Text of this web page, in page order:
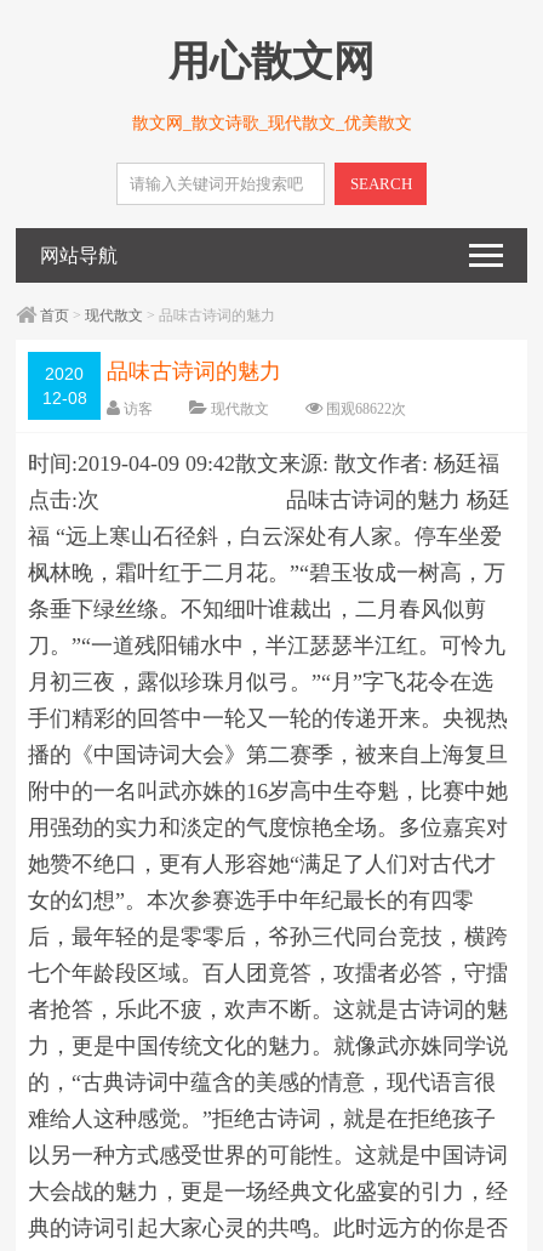
用心散文网
散文网_散文诗歌_现代散文_优美散文
SEARCH
网站导航
首页 >现代散文 > 品味古诗词的魅力
2020
12-08
品味古诗词的魅力
访客 现代散文 围观68622次
字体：大 中 小
时间:2019-04-09 09:42散文来源: 散文作者: 杨廷福
点击:次 品味古诗词的魅力 杨廷
福 “远上寒山石径斜，白云深处有人家。停车坐爱
枫林晚，霜叶红于二月花。”“碧玉妆成一树高，万
条垂下绿丝绦。不知细叶谁裁出，二月春风似剪
刀。”“一道残阳铺水中，半江瑟瑟半江红。可怜九
月初三夜，露似珍珠月似弓。”“月”字飞花令在选
手们精彩的回答中一轮又一轮的传递开来。央视热
播的《中国诗词大会》第二赛季，被来自上海复旦
附中的一名叫武亦姝的16岁高中生夺魁，比赛中她
用强劲的实力和淡定的气度惊艳全场。多位嘉宾对
她赞不绝口，更有人形容她“满足了人们对古代才
女的幻想”。本次参赛选手中年纪最长的有四零
后，最年轻的是零零后，爷孙三代同台竞技，横跨
七个年龄段区域。百人团竟答，攻擂者必答，守擂
者抢答，乐此不疲，欢声不断。这就是古诗词的魅
力，更是中国传统文化的魅力。就像武亦姝同学说
的，“古典诗词中蕴含的美感的情意，现代语言很
难给人这种感觉。”拒绝古诗词，就是在拒绝孩子
以另一种方式感受世界的可能性。这就是中国诗词
大会战的魅力，更是一场经典文化盛宴的引力，经
典的诗词引起大家心灵的共鸣。此时远方的你是否